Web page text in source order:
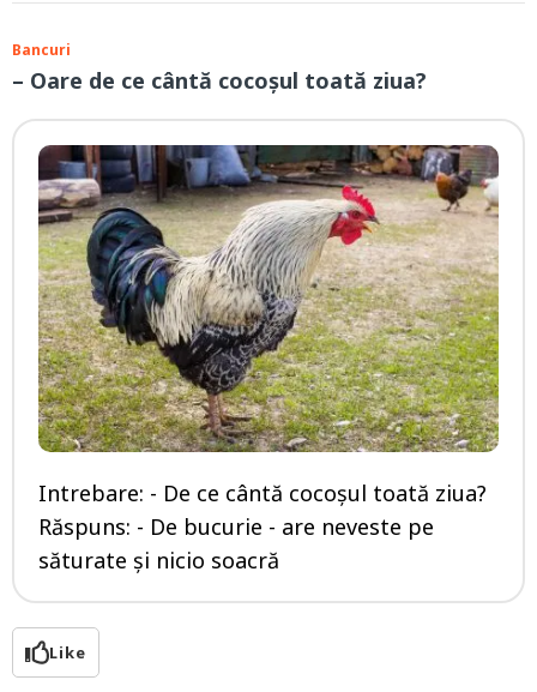
Bancuri
– Oare de ce cântă cocoșul toată ziua?
Intrebare: - De ce cântă cocoșul toată ziua?
Răspuns: - De bucurie - are neveste pe
săturate și nicio soacră
Like